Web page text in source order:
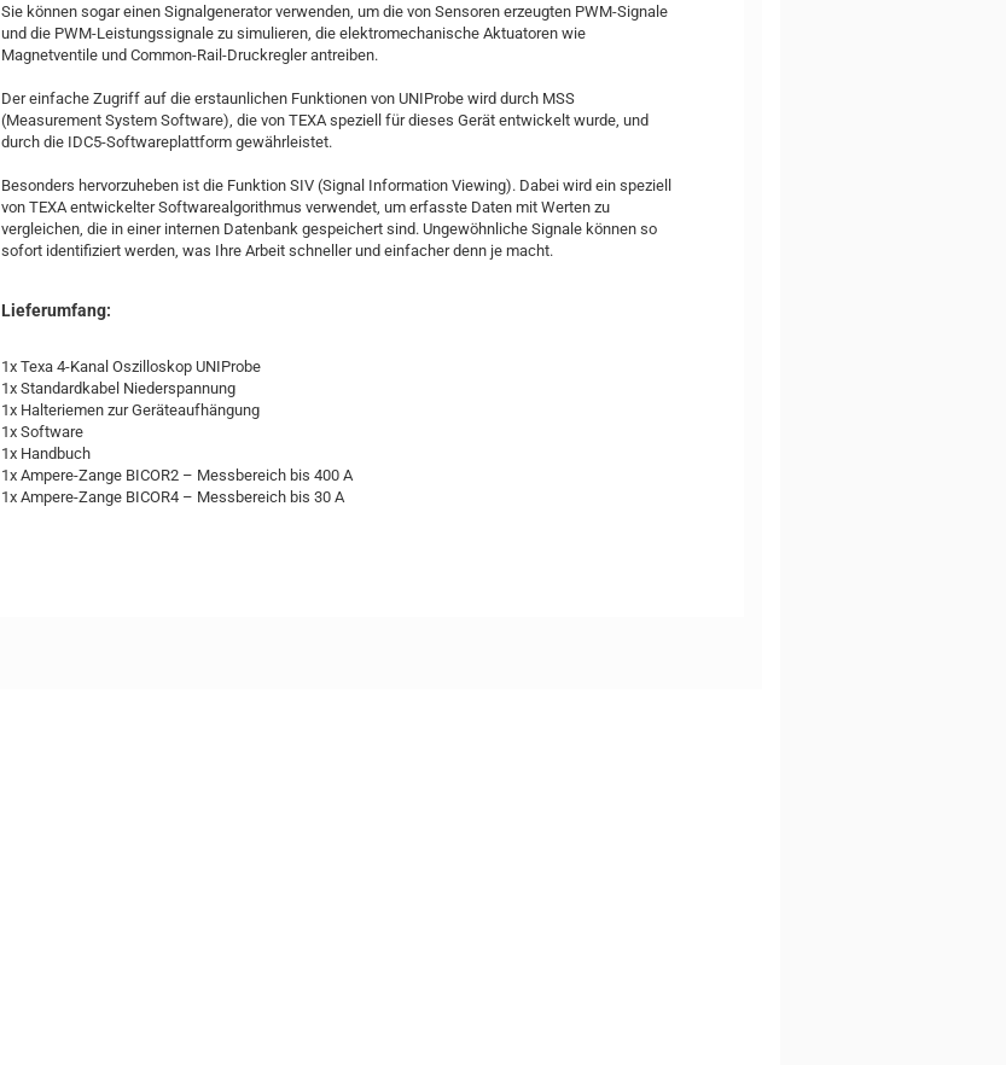
Sie können sogar einen Signalgenerator verwenden, um die von Sensoren erzeugten PWM-Signale
und die PWM-Leistungssignale zu simulieren, die elektromechanische Aktuatoren wie
Magnetventile und Common-Rail-Druckregler antreiben.
Der einfache Zugriff auf die erstaunlichen Funktionen von UNIProbe wird durch MSS
(Measurement System Software), die von TEXA speziell für dieses Gerät entwickelt wurde, und
durch die IDC5-Softwareplattform gewährleistet.
Besonders hervorzuheben ist die Funktion SIV (Signal Information Viewing). Dabei wird ein speziell
von TEXA entwickelter Softwarealgorithmus verwendet, um erfasste Daten mit Werten zu
vergleichen, die in einer internen Datenbank gespeichert sind. Ungewöhnliche Signale können so
sofort identifiziert werden, was Ihre Arbeit schneller und einfacher denn je macht.
Lieferumfang:
1x Texa 4-Kanal Oszilloskop UNIProbe
1x Standardkabel Niederspannung
1x Halteriemen zur Geräteaufhängung
1x Software
1x Handbuch
1x Ampere-Zange BICOR2 – Messbereich bis 400 A
1x Ampere-Zange BICOR4 – Messbereich bis 30 A